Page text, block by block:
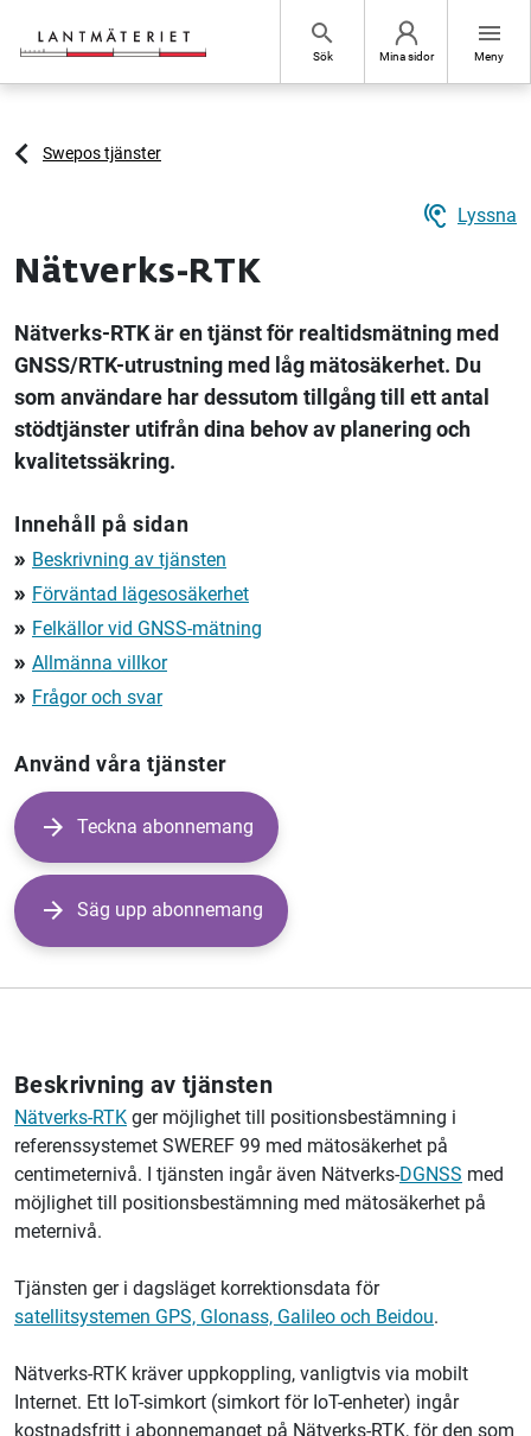
search
Sök Mina sidor
menu
Meny
Swepos tjänster
hearing Lyssna
Nätverks-RTK
Nätverks-RTK är en tjänst för realtidsmätning med
GNSS/RTK-utrustning med låg mätosäkerhet. Du
som användare har dessutom tillgång till ett antal
stödtjänster utifrån dina behov av planering och
kvalitetssäkring.
Innehåll på sidan
double_arrow Beskrivning av tjänsten
double_arrow Förväntad lägesosäkerhet
double_arrow Felkällor vid GNSS-mätning
double_arrow Allmänna villkor
double_arrow Frågor och svar
Använd våra tjänster
Teckna abonnemang
Säg upp abonnemang
Beskrivning av tjänsten
Nätverks-RTK ger möjlighet till positionsbestämning i
referenssystemet SWEREF 99 med mätosäkerhet på
centimeternivå. I tjänsten ingår även Nätverks-DGNSS med
möjlighet till positionsbestämning med mätosäkerhet på
meternivå.
Tjänsten ger i dagsläget korrektionsdata för
satellitsystemen GPS, Glonass, Galileo och Beidou.
Nätverks-RTK kräver uppkoppling, vanligtvis via mobilt
Internet. Ett IoT-simkort (simkort för IoT-enheter) ingår
kostnadsfritt i abonnemanget på Nätverks-RTK, för den som